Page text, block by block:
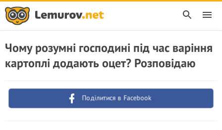
Чому розумні господині під час варіння
картоплі додають оцет? Розповідаю
Поділитися в Facebook